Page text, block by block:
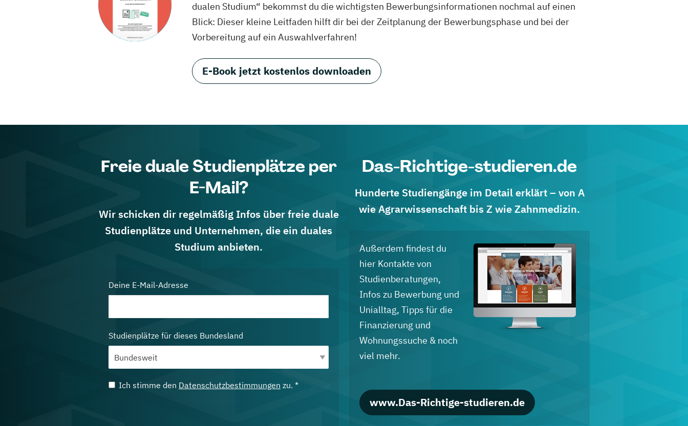
dualen Studium“ bekommst du die wichtigsten Bewerbungsinformationen nochmal auf einen
Blick: Dieser kleine Leitfaden hilft dir bei der Zeitplanung der Bewerbungsphase und bei der
Vorbereitung auf ein Auswahlverfahren!
E-Book jetzt kostenlos downloaden
Freie duale Studienplätze per
E-Mail?
Wir schicken dir regelmäßig Infos über freie duale
Studienplätze und Unternehmen, die ein duales
Studium anbieten.
Deine E-Mail-Adresse
Studienplätze für dieses Bundesland
Ich stimme den Datenschutzbestimmungen zu. *
Das-Richtige-studieren.de
Hunderte Studiengänge im Detail erklärt – von A
wie Agrarwissenschaft bis Z wie Zahnmedizin.
Außerdem findest du
hier Kontakte von
Studienberatungen,
Infos zu Bewerbung und
Unialltag, Tipps für die
Finanzierung und
Wohnungssuche & noch
viel mehr.
www.Das-Richtige-studieren.de